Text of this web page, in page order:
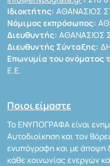
Ιδιοκτήτης: ΑΘΑΝΑΣΙΟΣ
Νόμιμος εκπρόσωπος:
Διευθυντής: ΑΘΑΝΑΣΙΟΣ
Διευθυντής Σύνταξης:
Επωνυμία του ονόματος
Ε.Ε.
Ποιοι είμαστε
Το ΕΝΥΠΟΓΡΑΦΑ είναι
Αυτοδιοίκηση και τον
ενυπόγραφη και με άποψη
κάθε κοινωνίας ενεργών